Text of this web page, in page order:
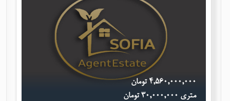
٤,٥٦٠,٠٠٠,٠٠٠ تومان
متری ٣٠,٠٠٠,٠٠٠ تومان